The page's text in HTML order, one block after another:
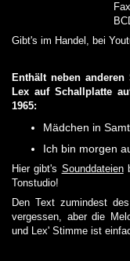
Gibt's im Handel, bei
Enthält neben
Lex auf Schallplatte
1965:
Mädchen in
Ich bin morgen
Hier gibt's Sounddateien
Tonstudio!
Den Text zumindest
vergessen, aber die
und Lex' Stimme ist